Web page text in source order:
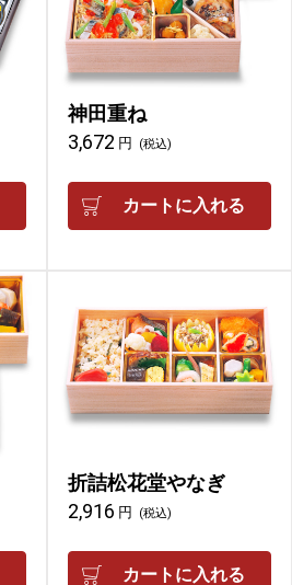
神田重ね
3,672 円 (税込)
カートに入れる
折詰松花堂やなぎ
2,916 円 (税込)
カートに入れる